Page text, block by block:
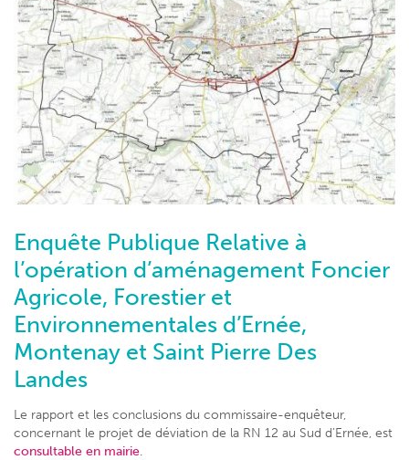
Enquête Publique Relative à
l’opération d’aménagement Foncier
Agricole, Forestier et
Environnementales d’Ernée,
Montenay et Saint Pierre Des
Landes
Le rapport et les conclusions du commissaire-enquêteur,
concernant le projet de déviation de la RN 12 au Sud d’Ernée, est
consultable en mairie